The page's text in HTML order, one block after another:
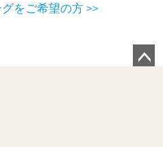
をご希望の方 >>